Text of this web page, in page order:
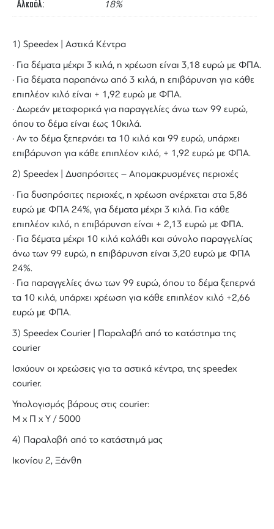
Αλκοόλ 18%
1) Speedex | Αστικά Κέντρα
· Για δέματα μέχρι 3 κιλά, η χρέωση είναι 3,18 ευρώ με ΦΠΑ.
· Για δέματα παραπάνω από 3 κιλά, η επιβάρυνση για κάθε
επιπλέον κιλό είναι + 1,92 ευρώ με ΦΠΑ.
· Δωρεάν μεταφορικά για παραγγελίες άνω των 99 ευρώ,
όπου το δέμα είναι έως 10κιλά.
· Αν το δέμα ξεπερνάει τα 10 κιλά και 99 ευρώ, υπάρχει
επιβάρυνση για κάθε επιπλέον κιλό, + 1,92 ευρώ με ΦΠΑ.
2) Speedex | Δυσπρόσιτες – Απομακρυσμένες περιοχές
· Για δυσπρόσιτες περιοχές, η χρέωση ανέρχεται στα 5,86
ευρώ με ΦΠΑ 24%, για δέματα μέχρι 3 κιλά. Για κάθε
επιπλέον κιλό, η επιβάρυνση είναι + 2,13 ευρώ με ΦΠΑ.
· Για δέματα μέχρι 10 κιλά καλάθι και σύνολο παραγγελίας
άνω των 99 ευρώ, η επιβάρυνση είναι 3,20 ευρώ με ΦΠΑ
24%.
· Για παραγγελίες άνω των 99 ευρώ, όπου το δέμα ξεπερνά
τα 10 κιλά, υπάρχει χρέωση για κάθε επιπλέον κιλό +2,66
ευρώ με ΦΠΑ.
3) Speedex Courier | Παραλαβή από το κατάστημα της
courier
Ισχύουν οι χρεώσεις για τα αστικά κέντρα, της speedex
courier.
Υπολογισμός βάρους στις courier:
Μ x Π x Y / 5000
4) Παραλαβή από το κατάστημά μας
Ικονίου 2, Ξάνθη